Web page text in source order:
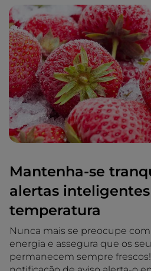
Mantenha-se
alertas
temperatura
Nunca mais se preocupe
energia e assegura que os
permanecem sempre